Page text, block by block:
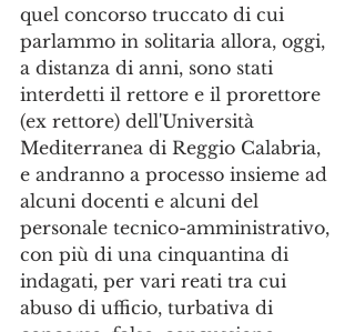
quel concorso truccato di cui
parlammo in solitaria allora, oggi,
a distanza di anni, sono stati
interdetti il rettore e il prorettore
(ex rettore) dell'Università
Mediterranea di Reggio Calabria,
e andranno a processo insieme ad
alcuni docenti e alcuni del
personale tecnico-amministrativo,
con più di una cinquantina di
indagati, per vari reati tra cui
abuso di ufficio, turbativa di